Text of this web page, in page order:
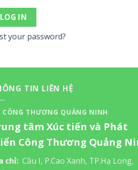
LOG IN
your password?
TIN LIÊN HỆ
CÔNG THƯƠNG QUẢNG NINH
tâm Xúc tiến và Phát
Công Thương Quảng
chỉ: Cầu I, P.Cao Xanh, TP.Hạ Long,